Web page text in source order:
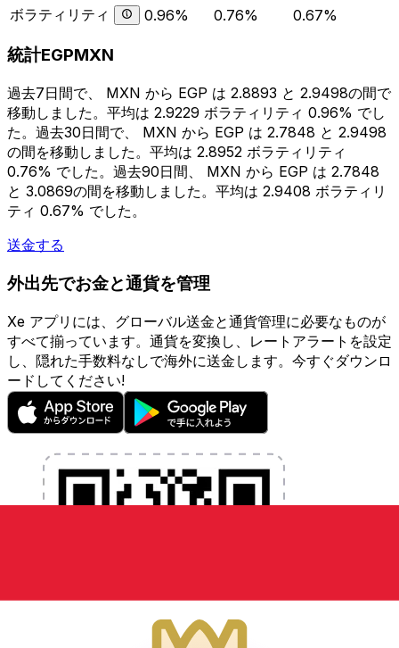
ボラティリティ
0.96% 0.76% 0.67%
統計EGPMXN
過去7日間で、 MXN から EGP は 2.8893 と 2.9498の間で
移動しました。平均は 2.9229 ボラティリティ 0.96% でし
た。過去30日間で、 MXN から EGP は 2.7848 と 2.9498
の間を移動しました。平均は 2.8952 ボラティリティ
0.76% でした。過去90日間、 MXN から EGP は 2.7848
と 3.0869の間を移動しました。平均は 2.9408 ボラティリ
ティ 0.67% でした。
送金する
外出先でお金と通貨を管理
Xe アプリには、グローバル送金と通貨管理に必要なものが
すべて揃っています。通貨を変換し、レートアラートを設定
し、隠れた手数料なしで海外に送金します。今すぐダウンロ
ードしてください!